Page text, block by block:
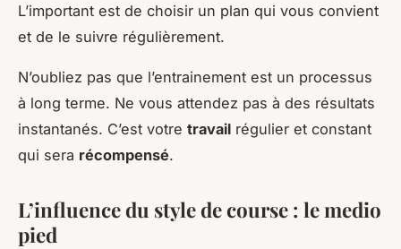
L’important est de choisir un plan qui vous convient
et de le suivre régulièrement.
N’oubliez pas que l’entrainement est un processus
à long terme. Ne vous attendez pas à des résultats
instantanés. C’est votre travail régulier et constant
qui sera récompensé.
L’influence du style de course : le medio
pied